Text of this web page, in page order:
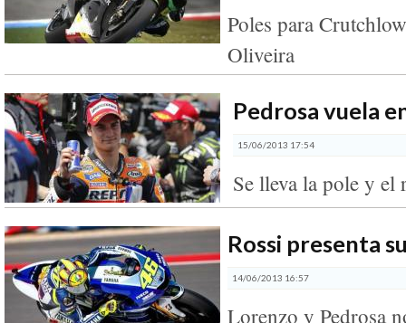
Poles para
Oliveira
Pedrosa vuela
15/06/2013 17:54
Se lleva la pole y
Rossi presenta
14/06/2013 16:57
Lorenzo y Pedrosa